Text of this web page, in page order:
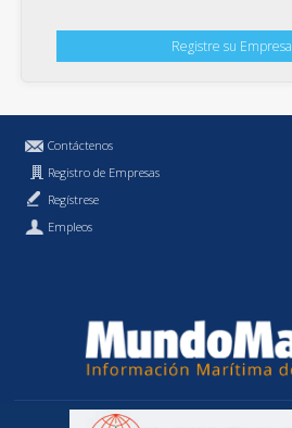
Registre su Empresa
Contáctenos
Registro de Empresas
Regístrese
Empleos
Política de Privacidad